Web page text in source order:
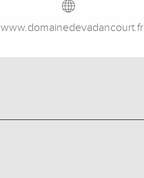
www.domainedevadancourt.fr